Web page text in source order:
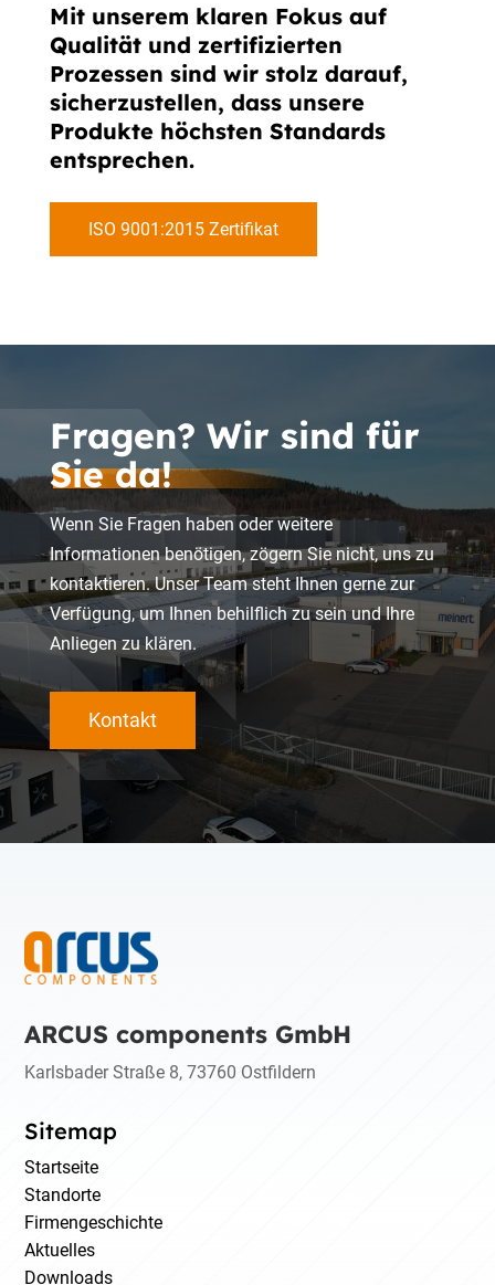
Mit unserem klaren Fokus auf
Qualität und zertifizierten
Prozessen sind wir stolz darauf,
sicherzustellen, dass unsere
Produkte höchsten Standards
entsprechen.
ISO 9001:2015 Zertifikat
Fragen? Wir sind für
Sie da!
Wenn Sie Fragen haben oder weitere
Informationen benötigen, zögern Sie nicht, uns zu
kontaktieren. Unser Team steht Ihnen gerne zur
Verfügung, um Ihnen behilflich zu sein und Ihre
Anliegen zu klären.
Kontakt
ARCUS components GmbH
Karlsbader Straße 8, 73760 Ostfildern
Sitemap
Startseite
Standorte
Firmengeschichte
Aktuelles
Downloads